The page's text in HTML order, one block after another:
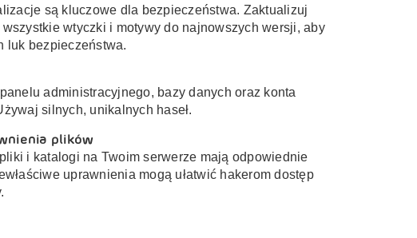
są kluczowe dla bezpieczeństwa. Zaktualizuj
wtyczki i motywy do najnowszych wersji, aby
luk bezpieczeństwa.
administracyjnego, bazy danych oraz konta
silnych, unikalnych haseł.
plików
i katalogi na Twoim serwerze mają odpowiednie
uprawnienia mogą ułatwić hakerom dostęp